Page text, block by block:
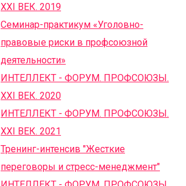
XXI ВЕК. 2019
Семинар-практикум «Уголовно-
правовые риски в профсоюзной
деятельности»
ИНТЕЛЛЕКТ - ФОРУМ. ПРОФСОЮЗЫ.
XXI ВЕК. 2020
ИНТЕЛЛЕКТ - ФОРУМ. ПРОФСОЮЗЫ.
XXI ВЕК. 2021
Тренинг-интенсив "Жесткие
переговоры и стресс-менеджмент"